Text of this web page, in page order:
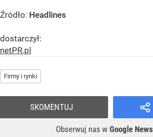
Źródło: Headlines
dostarczył:
netPR.pl
Firmy i rynki
Obserwuj nas w Google News
SKOMENTUJ